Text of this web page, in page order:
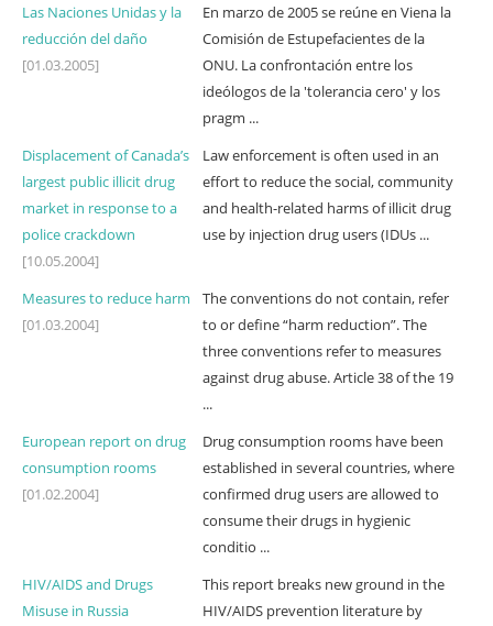
Las Naciones Unidas y la
reducción del daño
[01.03.2005]
En marzo de 2005 se reúne en Viena la
Comisión de Estupefacientes de la
ONU. La confrontación entre los
ideólogos de la 'tolerancia cero' y los
pragm ...
Displacement of Canada’s
largest public illicit drug
market in response to a
police crackdown
[10.05.2004]
Law enforcement is often used in an
effort to reduce the social, community
and health-related harms of illicit drug
use by injection drug users (IDUs ...
Measures to reduce harm
[01.03.2004]
The conventions do not contain, refer
to or define “harm reduction”. The
three conventions refer to measures
against drug abuse. Article 38 of the 19
...
European report on drug
consumption rooms
[01.02.2004]
Drug consumption rooms have been
established in several countries, where
confirmed drug users are allowed to
consume their drugs in hygienic
conditio ...
HIV/AIDS and Drugs
Misuse in Russia
This report breaks new ground in the
HIV/AIDS prevention literature by